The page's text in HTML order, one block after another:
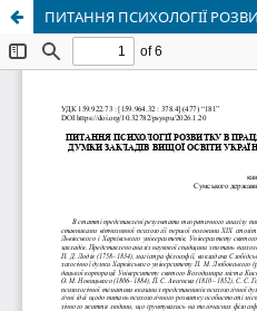
ПИТАННЯ ПСИХОЛОГІЇ